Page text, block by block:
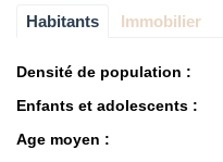
Habitants Immobilier
Densité de population :
Enfants et adolescents :
Age moyen :